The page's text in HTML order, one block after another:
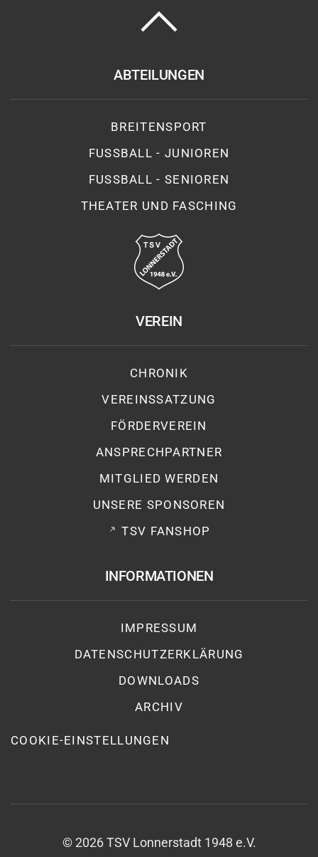
ABTEILUNGEN
BREITENSPORT
FUSSBALL - JUNIOREN
FUSSBALL - SENIOREN
THEATER UND FASCHING
VEREIN
CHRONIK
VEREINSSATZUNG
FÖRDERVEREIN
ANSPRECHPARTNER
MITGLIED WERDEN
UNSERE SPONSOREN
TSV FANSHOP
INFORMATIONEN
IMPRESSUM
DATENSCHUTZ­ERKLÄRUNG
DOWNLOADS
ARCHIV
COOKIE-EINSTELLUNGEN
© 2026TSV Lonnerstadt 1948 e.V.